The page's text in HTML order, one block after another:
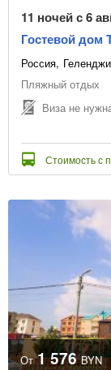
Даты начала туров
или выбрать месяц
Количество ночей
Цена, BYN
В рассрочку
Точная цена
Раннее
Виза не нужна
Тип транспорта
11 ночей с 6
Гостевой дом
Россия
Пляжный отдых
Виза не
Стоимость с
От 1 576 BYN